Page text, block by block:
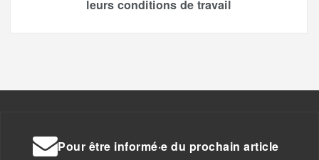
leurs conditions de travail
Pour être informé·e du prochain article